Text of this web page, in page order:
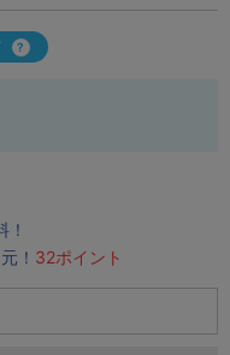
！ 32ポイント